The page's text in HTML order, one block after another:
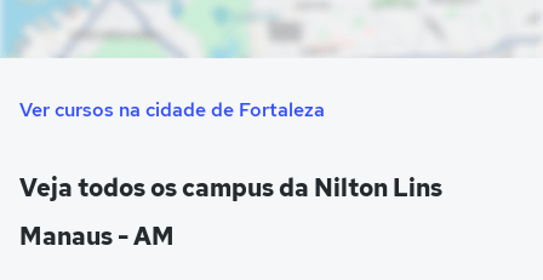
Ver cursos na cidade de Fortaleza
Veja todos os campus da Nilton Lins
Manaus - AM